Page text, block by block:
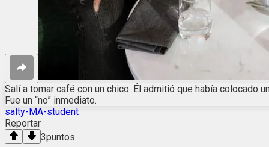
Salí a tomar café con un chico. Él admitió que había colocado
Fue un “no” inmediato.
salty-MA-student
Reportar
3puntos